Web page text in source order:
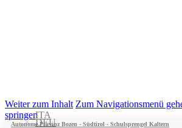
Weiter zum Inhalt Zum Navigationsmenü
springen
Autonome Provinz Bozen - Südtirol - Schulsprengel Kaltern
ITA
DEU